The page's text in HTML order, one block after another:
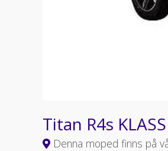
Titan R4s
Denna moped finns på